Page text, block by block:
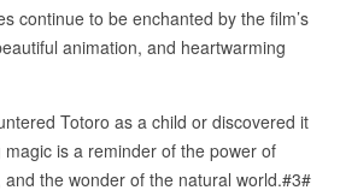
continue to be enchanted by the film’s
animation, and heartwarming
Totoro as a child or discovered it
is a reminder of the power of
the wonder of the natural world.#3#